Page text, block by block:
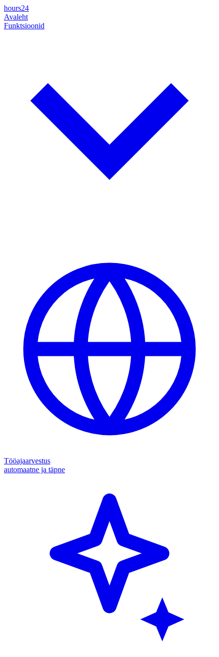
hours24
Avaleht
Funktsioonid
Tööajaarvestus
automaatne ja täpne